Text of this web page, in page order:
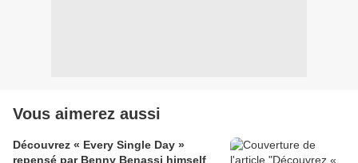
Vous aimerez aussi
Découvrez « Every Single Day »
repensé par Benny Benassi himself